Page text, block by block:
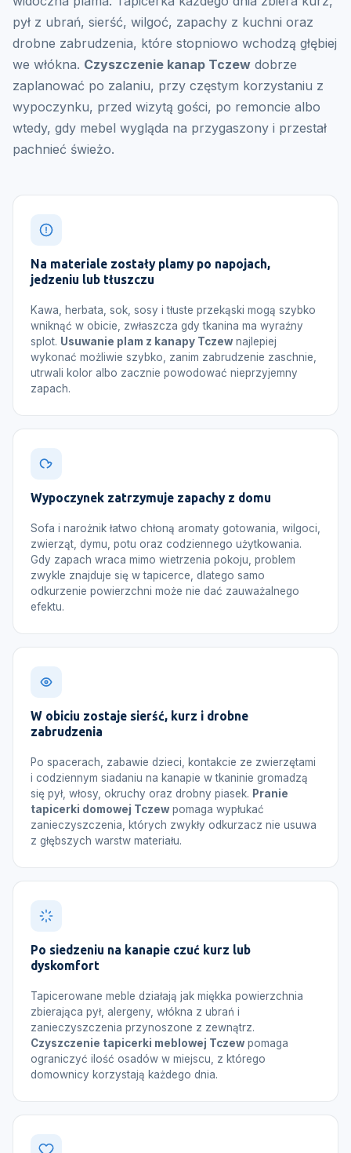
pył z ubrań, sierść, wilgoć, zapachy z kuchni oraz
drobne zabrudzenia, które stopniowo wchodzą głębiej
we włókna. Czyszczenie kanap Tczew dobrze
zaplanować po zalaniu, przy częstym korzystaniu z
wypoczynku, przed wizytą gości, po remoncie albo
wtedy, gdy mebel wygląda na przygaszony i przestał
pachnieć świeżo.
Na materiale zostały plamy po napojach,
jedzeniu lub tłuszczu
Kawa, herbata, sok, sosy i tłuste przekąski mogą szybko
wniknąć w obicie, zwłaszcza gdy tkanina ma wyraźny
splot. Usuwanie plam z kanapy Tczew najlepiej
wykonać możliwie szybko, zanim zabrudzenie zaschnie,
utrwali kolor albo zacznie powodować nieprzyjemny
zapach.
Wypoczynek zatrzymuje zapachy z domu
Sofa i narożnik łatwo chłoną aromaty gotowania, wilgoci,
zwierząt, dymu, potu oraz codziennego użytkowania.
Gdy zapach wraca mimo wietrzenia pokoju, problem
zwykle znajduje się w tapicerce, dlatego samo
odkurzenie powierzchni może nie dać zauważalnego
efektu.
W obiciu zostaje sierść, kurz i drobne
zabrudzenia
Po spacerach, zabawie dzieci, kontakcie ze zwierzętami
i codziennym siadaniu na kanapie w tkaninie gromadzą
się pył, włosy, okruchy oraz drobny piasek. Pranie
tapicerki domowej Tczew pomaga wypłukać
zanieczyszczenia, których zwykły odkurzacz nie usuwa
z głębszych warstw materiału.
Po siedzeniu na kanapie czuć kurz lub
dyskomfort
Tapicerowane meble działają jak miękka powierzchnia
zbierająca pył, alergeny, włókna z ubrań i
zanieczyszczenia przynoszone z zewnątrz.
Czyszczenie tapicerki meblowej Tczew pomaga
ograniczyć ilość osadów w miejscu, z którego
domownicy korzystają każdego dnia.